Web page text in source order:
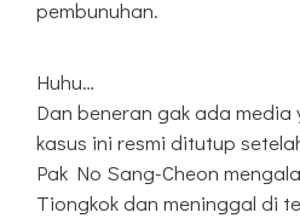
pembunuhan.
Huhu…
Dan beneran gak ada
kasus ini resmi ditutup
Pak No Sang-Cheon
Tiongkok dan meninggal di